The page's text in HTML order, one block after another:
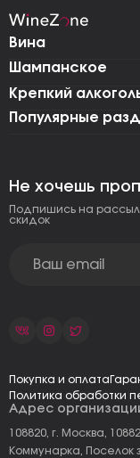
Вина
Шампанское
Крепкий
Популярные
Адрес
108820, г. Москва,
Коммунарка, Поселок
Не хочешь
Подпишись на
скидок
Покупка и оплата
Политика обработки